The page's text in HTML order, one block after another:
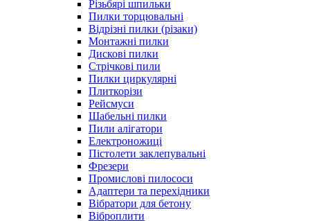
Різьбярі шпильки
Пилки торцювальні
Відрізні пилки (різаки)
Монтажні пилки
Дискові пилки
Стрічкові пили
Пилки циркулярні
Плиткорізи
Рейсмуси
Шабельні пилки
Пили алігатори
Електроножиці
Пістолети заклепувальні
Фрезери
Промислові пилососи
Адаптери та перехідники
Вібратори для бетону
Віброплити